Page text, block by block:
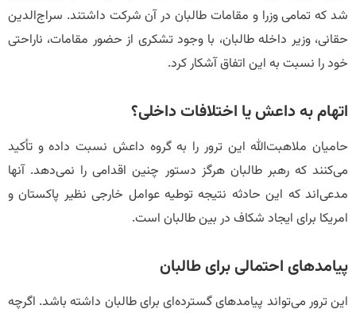
شد که تمامی وزرا و مقامات طالبان در آن شرکت داشتند. سراج‌الدین
حقانی، وزیر داخله طالبان، با وجود تشکری از حضور مقامات، ناراحتی
خود را نسبت به این اتفاق آشکار کرد.
اتهام به داعش یا اختلافات داخلی؟
حامیان ملاهبت‌الله این ترور را به گروه داعش نسبت داده و تأکید
می‌کنند که رهبر طالبان هرگز دستور چنین اقدامی را نمی‌دهد. آنها
مدعی‌اند که این حادثه نتیجه توطیه عوامل خارجی نظیر پاکستان و
امریکا برای ایجاد شکاف در بین طالبان است.
پیامدهای احتمالی برای طالبان
این ترور می‌تواند پیامدهای گسترده‌ای برای طالبان داشته باشد. اگرچه